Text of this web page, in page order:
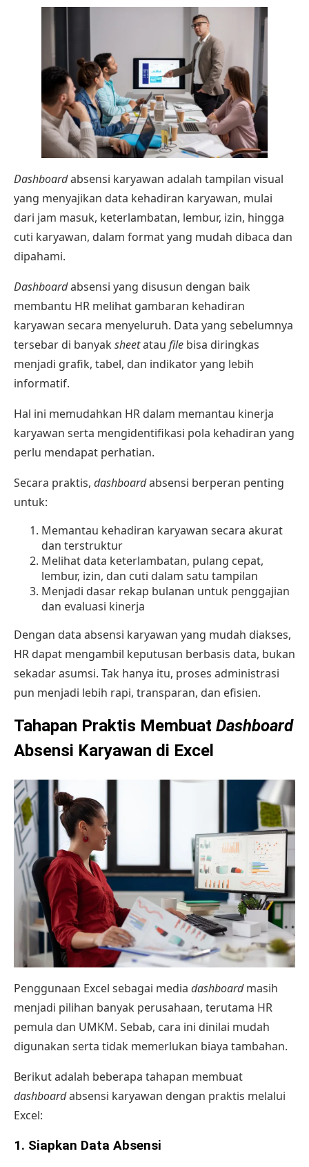
Dashboardabsensi karyawan adalah tampilan visual
yang menyajikan data kehadiran karyawan, mulai
dari jam masuk, keterlambatan, lembur, izin, hingga
cuti karyawan, dalam format yang mudah dibaca dan
dipahami.
Dashboardabsensi yang disusun dengan baik
membantu HR melihat gambaran kehadiran
karyawan secara menyeluruh. Data yang sebelumnya
tersebar di banyaksheetatau file bisa diringkas
menjadi grafik, tabel, dan indikator yang lebih
informatif.
Hal ini memudahkan HR dalam memantau kinerja
karyawan serta mengidentifikasi pola kehadiran yang
perlu mendapat perhatian.
Secara praktis, dashboardabsensi berperan penting
untuk:
Memantau kehadiran karyawan secara akurat
dan terstruktur
Melihat data keterlambatan, pulang cepat,
lembur, izin, dan cuti dalam satu tampilan
Menjadi dasar rekap bulanan untuk penggajian
dan evaluasi kinerja
Dengan data absensi karyawan yang mudah diakses,
HR dapat mengambil keputusan berbasis data, bukan
sekadar asumsi. Tak hanya itu, proses administrasi
pun menjadi lebih rapi, transparan, dan efisien.
Tahapan Praktis Membuat Dashboard
Absensi Karyawan di Excel
Penggunaan Excel sebagai media dashboardmasih
menjadi pilihan banyak perusahaan, terutama HR
pemula dan UMKM. Sebab, cara ini dinilai mudah
digunakan serta tidak memerlukan biaya tambahan.
Berikut adalah beberapa tahapan membuat
dashboardabsensi karyawan dengan praktis melalui
Excel:
1. Siapkan Data Absensi